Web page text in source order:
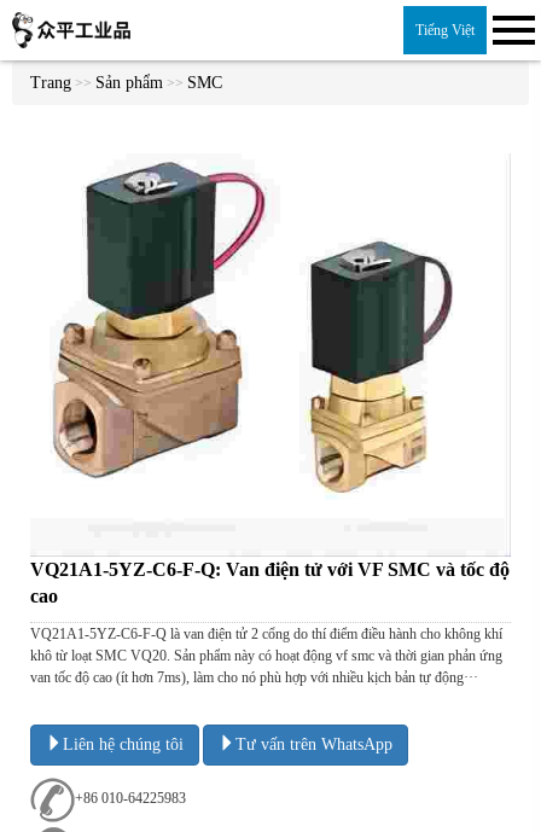
Tiếng Việt
Trang >> Sản phẩm >> SMC
VQ21A1-5YZ-C6-F-Q: Van điện tử với VF SMC và tốc độ
cao
VQ21A1-5YZ-C6-F-Q là van điện tử 2 cổng do thí điểm điều hành cho không khí
khô từ loạt SMC VQ20. Sản phẩm này có hoạt động vf smc và thời gian phản ứng
van tốc độ cao (ít hơn 7ms), làm cho nó phù hợp với nhiều kịch bản tự động···
Liên hệ chúng tôi Tư vấn trên WhatsApp
+86 010-64225983